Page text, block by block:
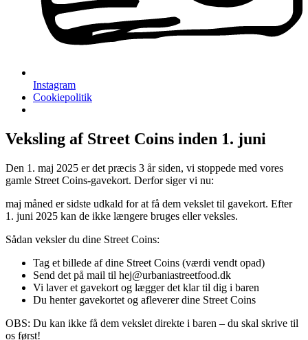
Instagram
Cookiepolitik
Veksling af Street Coins inden 1. juni
Den 1. maj 2025 er det præcis 3 år siden, vi stoppede med vores
gamle Street Coins-gavekort. Derfor siger vi nu:
maj måned er sidste udkald for at få dem vekslet til gavekort. Efter
1. juni 2025 kan de ikke længere bruges eller veksles.
Sådan veksler du dine Street Coins:
Tag et billede af dine Street Coins (værdi vendt opad)
Send det på mail til hej@urbaniastreetfood.dk
Vi laver et gavekort og lægger det klar til dig i baren
Du henter gavekortet og afleverer dine Street Coins
OBS: Du kan ikke få dem vekslet direkte i baren – du skal skrive til
os først!